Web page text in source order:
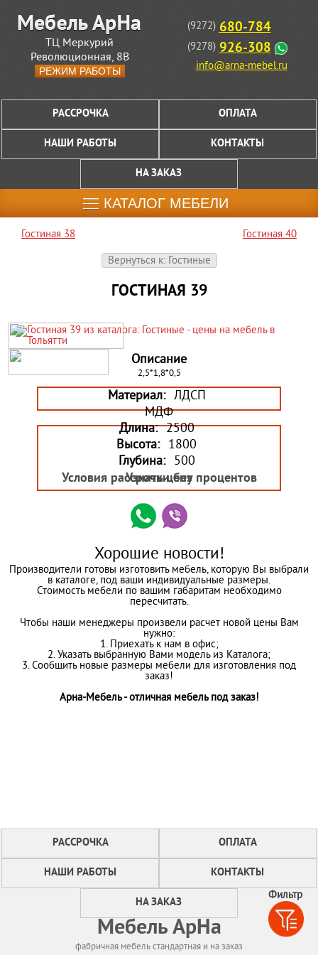
Фильтр
ТЦ Меркурий
Революционная, 8В
РЕЖИМ РАБОТЫ
(9272) 680-784
(9278) 926-308
info@arna-mebel.ru
РАССРОЧКА ОПЛАТА
НАШИ РАБОТЫ КОНТАКТЫ
НА ЗАКАЗ
КАТАЛОГ МЕБЕЛИ
Гостиная 38
Гостиная 40
Вернуться к: Гостиные
ГОСТИНАЯ 39
Описание
2,5*1,8*0,5
Материал: ЛДСП
МДФ
Длина: 2500
Высота: 1800
Глубина: 500
Узнать цену
Условия рассрочки без процентов
Хорошие новости!
Производители готовы изготовить мебель, которую Вы выбрали
в каталоге, под ваши индивидуальные размеры.
Стоимость мебели по вашим габаритам необходимо
пересчитать.
Чтобы наши менеджеры произвели расчет новой цены Вам
нужно:
1. Приехать к нам в офис;
2. Указать выбранную Вами модель из Каталога;
3. Сообщить новые размеры мебели для изготовления под
заказ!
Арна-Мебель - отличная мебель под заказ!
РАССРОЧКА ОПЛАТА
НАШИ РАБОТЫ КОНТАКТЫ
НА ЗАКАЗ
Мебель АрНа
фабричная мебель стандартная и на заказ